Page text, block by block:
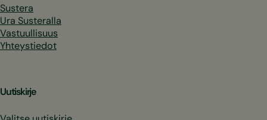
Sustera
Ura Susteralla
Vastuullisuus
Yhteystiedot
Uutiskirje